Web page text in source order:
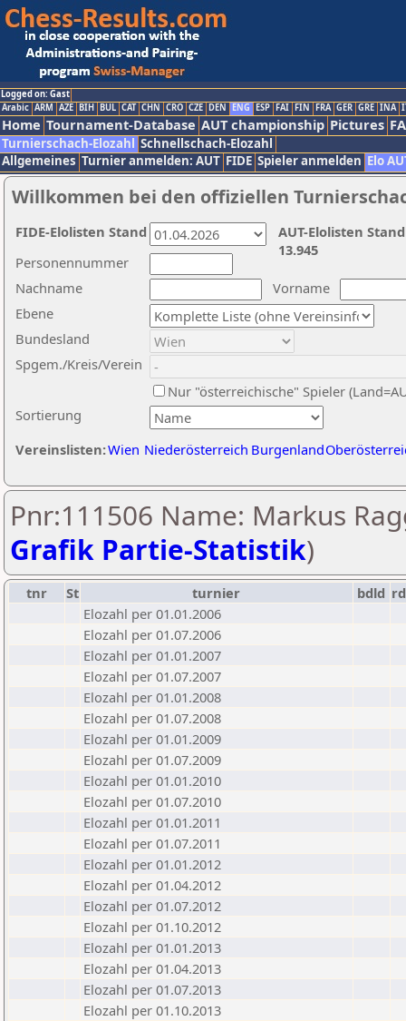
Logged on: Gast
Arabic ARM AZE BIH BUL CAT CHN CRO CZE DEN ENG ESP FAI FIN FRA GER GRE INA
Home Tournament-Database AUT championship Pictures
Turnierschach-Elozahl Schnellschach-Elozahl
Allgemeines Turnier anmelden: AUT FIDE Spieler anmelden Elo
Willkommen bei den offiziellen
Nachname
Vorname
Ebene
Sortierung
Personennummer
Bundesland
Spgem./Kreis/Verein
Nur "österreichische" Spieler
Vereinslisten:Wien Niederösterreich Burgenland
AUT-Elolisten
13.945
FIDE-Elolisten Stand
Pnr:111506 Name: Markus
Grafik Partie-Statistik)
tnr St turnier bdld rd
Elozahl per 01.01.2006
Elozahl per 01.07.2006
Elozahl per 01.01.2007
Elozahl per 01.07.2007
Elozahl per 01.01.2008
Elozahl per 01.07.2008
Elozahl per 01.01.2009
Elozahl per 01.07.2009
Elozahl per 01.01.2010
Elozahl per 01.07.2010
Elozahl per 01.01.2011
Elozahl per 01.07.2011
Elozahl per 01.01.2012
Elozahl per 01.04.2012
Elozahl per 01.07.2012
Elozahl per 01.10.2012
Elozahl per 01.01.2013
Elozahl per 01.04.2013
Elozahl per 01.07.2013
Elozahl per 01.10.2013